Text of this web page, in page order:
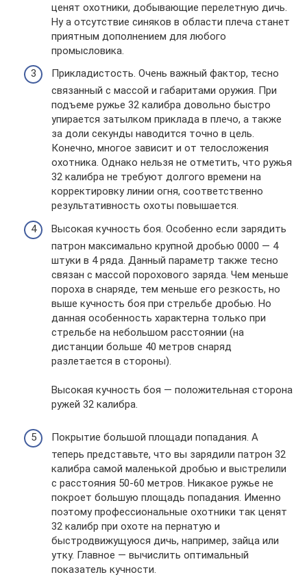
ценят охотники, добывающие перелетную дичь.
Ну а отсутствие синяков в области плеча станет
приятным дополнением для любого
промысловика.
Прикладистость. Очень важный фактор, тесно
связанный с массой и габаритами оружия. При
подъеме ружье 32 калибра довольно быстро
упирается затылком приклада в плечо, а также
за доли секунды наводится точно в цель.
Конечно, многое зависит и от телосложения
охотника. Однако нельзя не отметить, что ружья
32 калибра не требуют долгого времени на
корректировку линии огня, соответственно
результативность охоты повышается.
Высокая кучность боя. Особенно если зарядить
патрон максимально крупной дробью 0000 — 4
штуки в 4 ряда. Данный параметр также тесно
связан с массой порохового заряда. Чем меньше
пороха в снаряде, тем меньше его резкость, но
выше кучность боя при стрельбе дробью. Но
данная особенность характерна только при
стрельбе на небольшом расстоянии (на
дистанции больше 40 метров снаряд
разлетается в стороны).
Высокая кучность боя — положительная сторона
ружей 32 калибра.
Покрытие большой площади попадания. А
теперь представьте, что вы зарядили патрон 32
калибра самой маленькой дробью и выстрелили
с расстояния 50-60 метров. Никакое ружье не
покроет большую площадь попадания. Именно
поэтому профессиональные охотники так ценят
32 калибр при охоте на пернатую и
быстродвижущуюся дичь, например, зайца или
утку. Главное — вычислить оптимальный
показатель кучности.